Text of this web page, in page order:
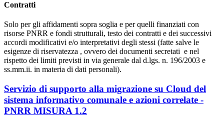
Contratti
Solo per gli affidamenti sopra soglia e per quelli finanziati con
risorse PNRR e fondi strutturali, testo dei contratti e dei successivi
accordi modificativi e/o interpretativi degli stessi (fatte salve le
esigenze di riservatezza , ovvero dei documenti secretati e nel
rispetto dei limiti previsti in via generale dal d.lgs. n. 196/2003 e
ss.mm.ii. in materia di dati personali).
Servizio di supporto alla migrazione su Cloud del
sistema informativo comunale e azioni correlate -
PNRR MISURA 1.2